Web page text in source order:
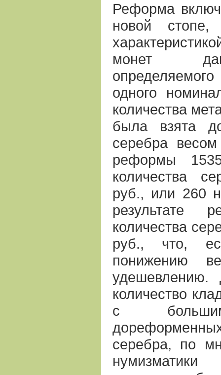
Реформа
новой
монет
одного
количества
была взята
серебра
реформы
количества
руб., или 260
результате
количества
руб., что,
понижению
удешевлению.
количество
с
серебра, по